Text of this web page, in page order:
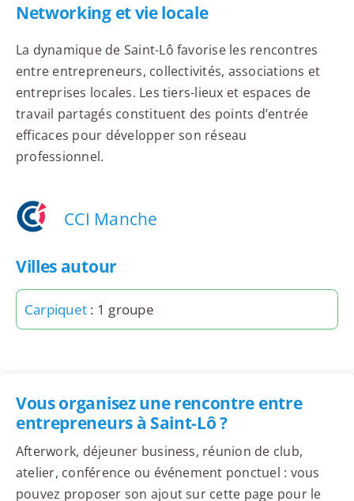
Networking et vie locale
La dynamique de Saint-Lô favorise les rencontres
entre entrepreneurs, collectivités, associations et
entreprises locales. Les tiers-lieux et espaces de
travail partagés constituent des points d’entrée
efficaces pour développer son réseau
professionnel.
CCI Manche
Villes autour
Carpiquet : 1 groupe
Vous organisez une rencontre entre
entrepreneurs à Saint-Lô ?
Afterwork, déjeuner business, réunion de club,
atelier, conférence ou événement ponctuel : vous
pouvez proposer son ajout sur cette page pour le